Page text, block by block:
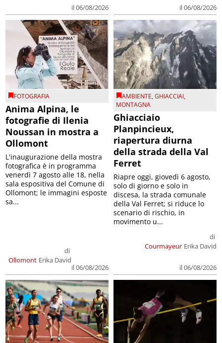
il 06/08/2026 il 06/08/2026
FOTOGRAFIA
Anima Alpina, le
fotografie di Ilenia
Noussan in mostra a
Ollomont
Ollomont
di
Erika David
il 06/08/2026
L'inaugurazione della mostra
fotografica è in programma
venerdì 7 agosto alle 18, nella
sala espositiva del Comune di
Ollomont; le immagini esposte
sa...
AMBIENTE,GHIACCIAI,
MONTAGNA
Ghiacciaio
Planpincieux,
riapertura diurna
della strada della Val
Ferret
Courmayeur
di
Erika David
il 06/08/2026
Riapre oggi, giovedì 6 agosto,
solo di giorno e solo in
discesa, la strada comunale
della Val Ferret; si riduce lo
scenario di rischio, in
movimento u...